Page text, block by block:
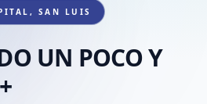
SAN LUIS
UN POCO Y